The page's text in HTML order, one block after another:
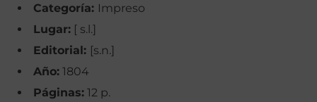
Categoría: Impreso
Lugar: [ s.l.]
Editorial: [s.n.]
Año: 1804
Páginas: 12 p.